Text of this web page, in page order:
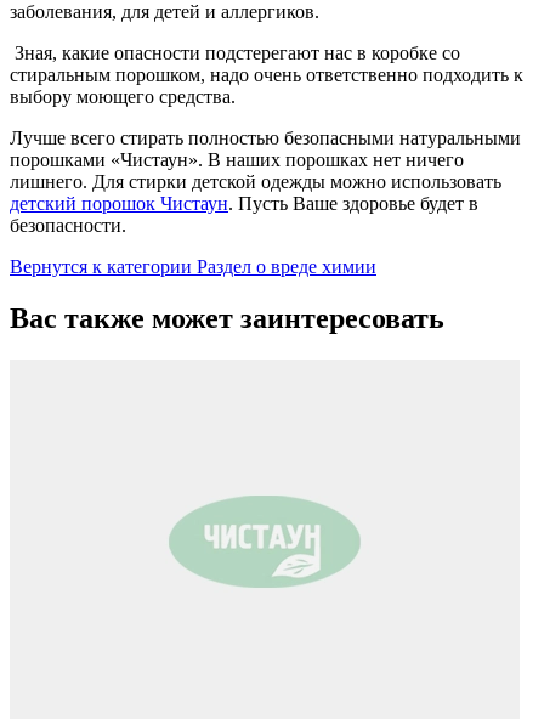
заболевания, для детей и аллергиков.
Зная, какие опасности подстерегают нас в коробке со
стиральным порошком, надо очень ответственно подходить к
выбору моющего средства.
Лучше всего стирать полностью безопасными натуральными
порошками «Чистаун». В наших порошках нет ничего
лишнего. Для стирки детской одежды можно использовать
детский порошок Чистаун. Пусть Ваше здоровье будет в
безопасности.
Вернутся к категории Раздел о вреде химии
Вас также может заинтересовать